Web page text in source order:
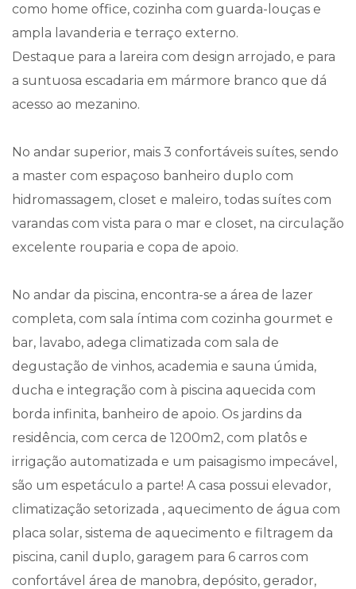
como home office, cozinha com guarda-louças e
ampla lavanderia e terraço externo.
Destaque para a lareira com design arrojado, e para
a suntuosa escadaria em mármore branco que dá
acesso ao mezanino.
No andar superior, mais 3 confortáveis suítes, sendo
a master com espaçoso banheiro duplo com
hidromassagem, closet e maleiro, todas suítes com
varandas com vista para o mar e closet, na circulação
excelente rouparia e copa de apoio.
No andar da piscina, encontra-se a área de lazer
completa, com sala íntima com cozinha gourmet e
bar, lavabo, adega climatizada com sala de
degustação de vinhos, academia e sauna úmida,
ducha e integração com à piscina aquecida com
borda infinita, banheiro de apoio. Os jardins da
residência, com cerca de 1200m2, com platôs e
irrigação automatizada e um paisagismo impecável,
são um espetáculo a parte! A casa possui elevador,
climatização setorizada , aquecimento de água com
placa solar, sistema de aquecimento e filtragem da
piscina, canil duplo, garagem para 6 carros com
confortável área de manobra, depósito, gerador,